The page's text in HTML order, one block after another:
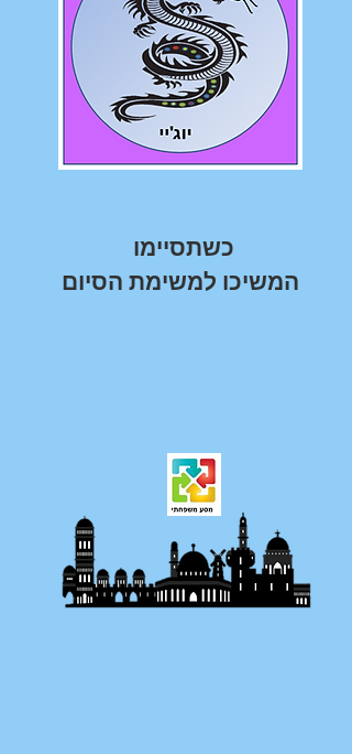
כשתסיימו
המשיכו למשימת הסיום